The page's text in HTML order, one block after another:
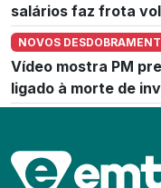
salários faz frota
NOVOS
Vídeo mostra PM
ligado à morte de